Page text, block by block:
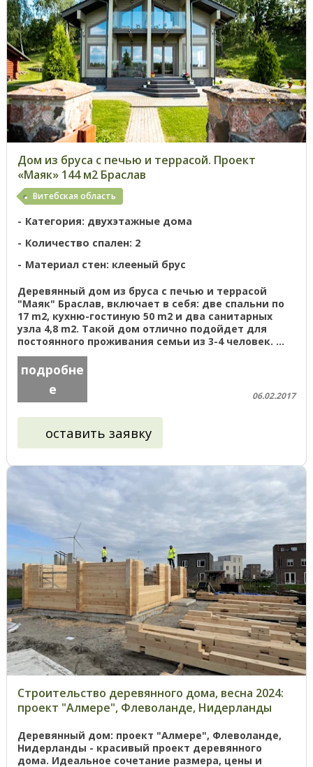
Дом из бруса с печью и террасой. Проект
«Маяк» 144 м2 Браслав
Витебская область
Категория: двухэтажные дома
Количество спален: 2
Материал стен: клееный брус
Деревянный дом из бруса с печью и террасой
"Маяк" Браслав, включает в себя: две спальни по
17 m2, кухню-гостиную 50 m2 и два санитарных
узла 4,8 m2. Такой дом отлично подойдет для
постоянного проживания семьи из 3-4 человек. ...
подробне
е
06.02.2017
оставить заявку
Строительство деревянного дома, весна 2024:
проект "Алмере", Флеволанде, Нидерланды
Деревянный дом: проект "Алмере", Флеволанде,
Нидерланды - красивый проект деревянного
дома. Идеальное сочетание размера, цены и